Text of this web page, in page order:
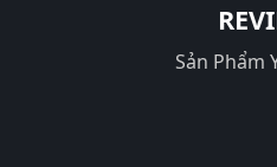
Sản Phẩm